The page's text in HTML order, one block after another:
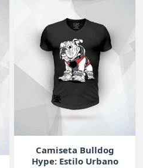
Camiseta Bulldog
Hype: Estilo Urbano